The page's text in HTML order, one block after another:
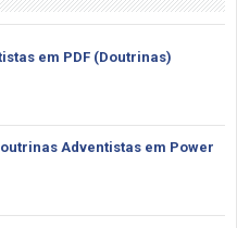
em PDF (Doutrinas)
Adventistas em Power